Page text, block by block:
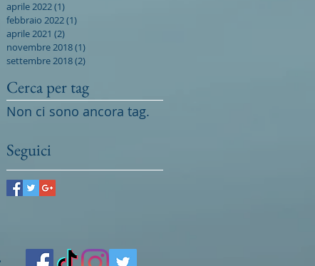
aprile 2022(1)
febbraio 2022(1)
aprile 2021 (2)
novembre 2018(1)
settembre 2018(2)
Cerca per tag
Non ci sono ancora tag.
Seguici